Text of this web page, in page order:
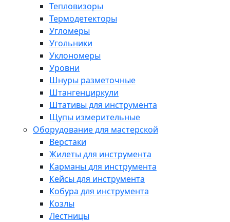
Тепловизоры
Термодетекторы
Угломеры
Угольники
Уклономеры
Уровни
Шнуры разметочные
Штангенциркули
Штативы для инструмента
Щупы измерительные
Оборудование для мастерской
Верстаки
Жилеты для инструмента
Карманы для инструмента
Кейсы для инструмента
Кобура для инструмента
Козлы
Лестницы